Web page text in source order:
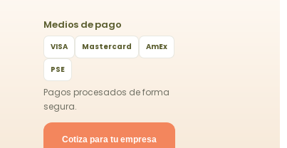
Medios de pago
VISA Mastercard AmEx
PSE
Pagos procesados de forma
segura.
Cotiza para tu empresa